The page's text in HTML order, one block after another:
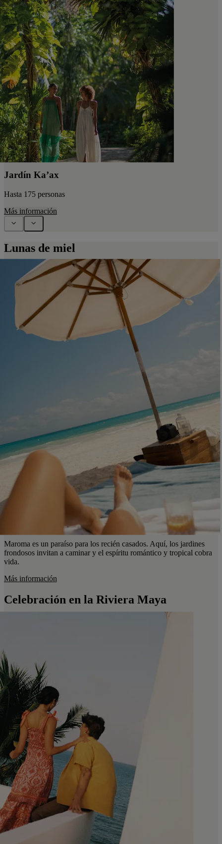
Jardín Ka’ax
Hasta 175 personas
Más información
Lunas de miel
Maroma es un paraíso para los recién casados. Aquí, los jardines
frondosos invitan a caminar y el espíritu romántico y tropical cobra
vida.
Más información
Celebración en la Riviera Maya